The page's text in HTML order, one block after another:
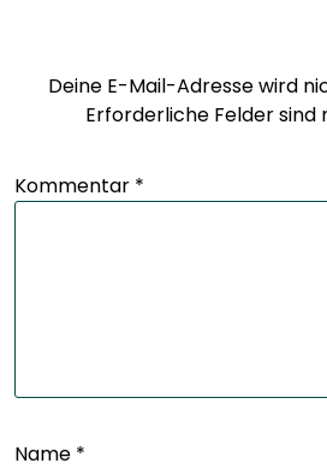
Deine E-Mail-Adresse wird
Erforderliche Felder sind
Kommentar *
Name *